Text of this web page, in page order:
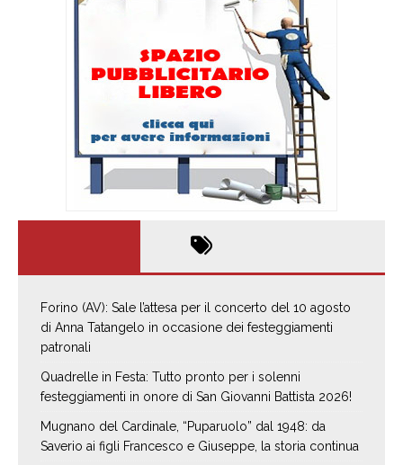
Forino (AV): Sale l’attesa per il concerto del 10 agosto
di Anna Tatangelo in occasione dei festeggiamenti
patronali
Quadrelle in Festa: Tutto pronto per i solenni
festeggiamenti in onore di San Giovanni Battista 2026!
Mugnano del Cardinale, “Puparuolo” dal 1948: da
Saverio ai figli Francesco e Giuseppe, la storia continua